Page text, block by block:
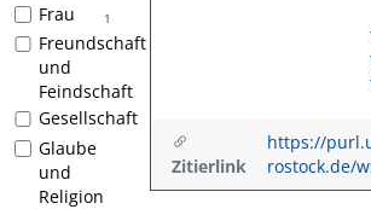
1
Frau
Freundschaft
und
Feindschaft
Gesellschaft
Glaube
und
Religion
Zitierlink
https://
rostock.de/